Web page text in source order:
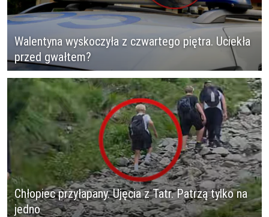
Walentyna wyskoczyła z czwartego piętra. Uciekła
przed gwałtem?
Chłopiec przyłapany. Ujęcia z Tatr. Patrzą tylko na
jedno